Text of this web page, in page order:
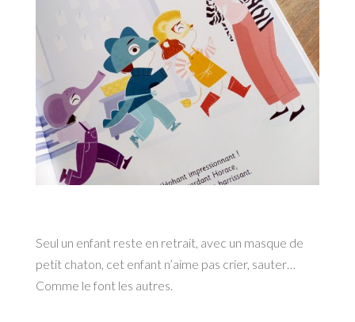
Seul un enfant reste en retrait, avec un masque de
petit chaton, cet enfant n’aime pas crier, sauter…
Comme le font les autres.